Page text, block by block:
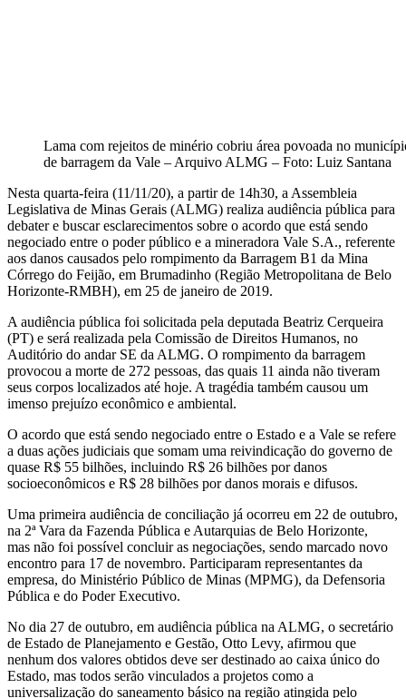
Lama com rejeitos de minério cobriu área povoada no
de barragem da Vale – Arquivo ALMG – Foto: Luiz Santana
Nesta quarta-feira (11/11/20), a partir de 14h30, a Assembleia
Legislativa de Minas Gerais (ALMG) realiza audiência pública para
debater e buscar esclarecimentos sobre o acordo que está sendo
negociado entre o poder público e a mineradora Vale S.A., referente
aos danos causados pelo rompimento da Barragem B1 da Mina
Córrego do Feijão, em Brumadinho (Região Metropolitana de Belo
Horizonte-RMBH), em 25 de janeiro de 2019.
A audiência pública foi solicitada pela deputada Beatriz Cerqueira
(PT) e será realizada pela Comissão de Direitos Humanos, no
Auditório do andar SE da ALMG. O rompimento da barragem
provocou a morte de 272 pessoas, das quais 11 ainda não tiveram
seus corpos localizados até hoje. A tragédia também causou um
imenso prejuízo econômico e ambiental.
O acordo que está sendo negociado entre o Estado e a Vale se refere
a duas ações judiciais que somam uma reivindicação do governo de
quase R$ 55 bilhões, incluindo R$ 26 bilhões por danos
socioeconômicos e R$ 28 bilhões por danos morais e difusos.
Uma primeira audiência de conciliação já ocorreu em 22 de outubro,
na 2ª Vara da Fazenda Pública e Autarquias de Belo Horizonte,
mas não foi possível concluir as negociações, sendo marcado novo
encontro para 17 de novembro. Participaram representantes da
empresa, do Ministério Público de Minas (MPMG), da Defensoria
Pública e do Poder Executivo.
No dia 27 de outubro, em audiência pública na ALMG, o secretário
de Estado de Planejamento e Gestão, Otto Levy, afirmou que
nenhum dos valores obtidos deve ser destinado ao caixa único do
Estado, mas todos serão vinculados a projetos como a
universalização do saneamento básico na região atingida pelo